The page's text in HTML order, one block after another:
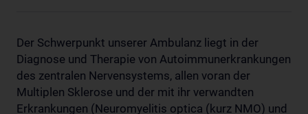
Der Schwerpunkt unserer Ambulanz liegt in der
Diagnose und Therapie von Autoimmunerkrankungen
des zentralen Nervensystems, allen voran der
Multiplen Sklerose und der mit ihr verwandten
Erkrankungen (Neuromyelitis optica (kurz NMO) und